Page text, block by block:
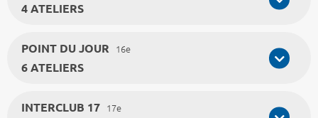
4 ATELIERS
POINT DU JOUR 16e
6 ATELIERS
INTERCLUB 17 17e